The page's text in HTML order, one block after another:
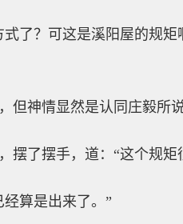
了？可这是溪阳屋的规
但神情显然是认同庄毅所说
摆了摆手，道：“这个规矩
算是出来了。”